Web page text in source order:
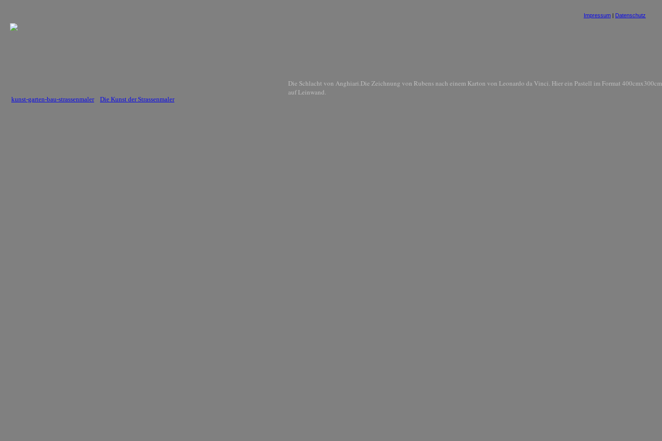
Impressum| Datenschutz
Die Schlacht von Anghiari.Die Zeichnung von Rubens nach einem Karton von Leonardo da Vinci. Hier ein Pastell im Format 400cmx300cm
auf Leinwand.
kunst-garten-bau-strassenmaler Die Kunst der Strassenmaler